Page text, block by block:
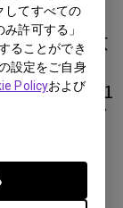
してすべての
許可する」
ることができ
設定をご自身
Policyおよび
本社：東京
ターの新
度と20,000:1
成した、ビ
」を